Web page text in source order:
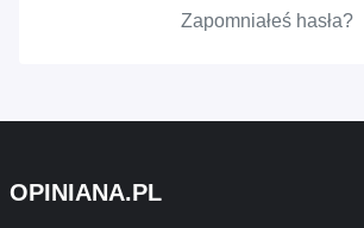
Zapomniałeś hasła?
OPINIANA.PL